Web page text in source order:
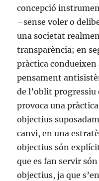
concepció
–sense voler o
una societat
transparència; en
pràctica
pensament
de l’oblit
provoca una
objectius
canvi, en una
objectius són
que es fan servir
objectius, ja que